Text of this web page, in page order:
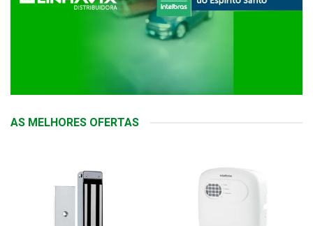
AS MELHORES OFERTAS